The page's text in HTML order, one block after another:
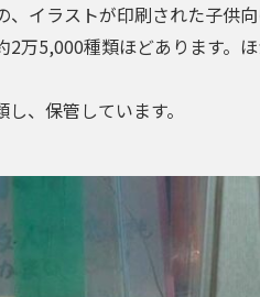
イラストが印刷された子供
万5,000種類ほどあります。
、保管しています。